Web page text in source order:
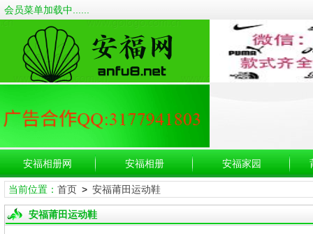
会员菜单加载中......
安福相册网 安福相册 安福家园
当前位置： 首页> 安福莆田运动鞋
安福莆田运动鞋